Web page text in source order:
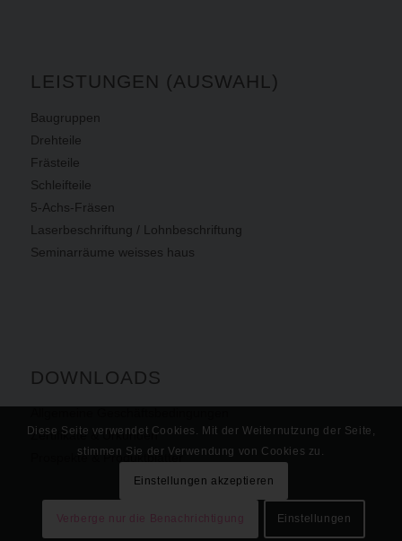
LEISTUNGEN (AUSWAHL)
Baugruppen
Drehteile
Frästeile
Schleifteile
5-Achs-Fräsen
Laserbeschriftung / Lohnbeschriftung
Seminarräume weisses haus
DOWNLOADS
Zertifikate & Urkunden
Prospekte & Produktblätter
Diese Seite verwendet Cookies. Mit der Weiternutzung der Seite,
stimmen Sie der Verwendung von Cookies zu.
Einstellungen akzeptieren
Verberge nur die Benachrichtigung Einstellungen